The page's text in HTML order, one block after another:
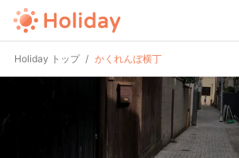
Holiday トップ かくれんぼ横丁